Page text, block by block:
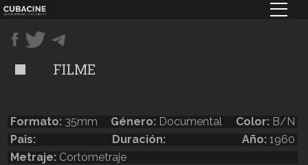
Pasar
al
contenido
principal
FILME
Formato: 35mm Género: Documental Color: B/N
Pais:
Duración: Año: 1960
Metraje: Cortometraje